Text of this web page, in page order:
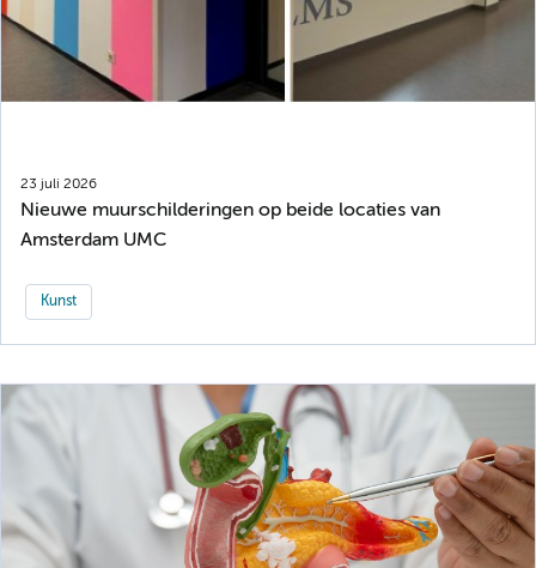
23 juli 2026
Nieuwe muurschilderingen op beide locaties van
Amsterdam UMC
Kunst